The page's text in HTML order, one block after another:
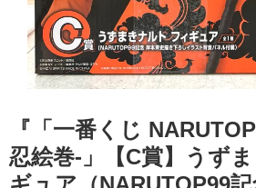
『「一番くじ
忍絵巻-」​【C賞】うず